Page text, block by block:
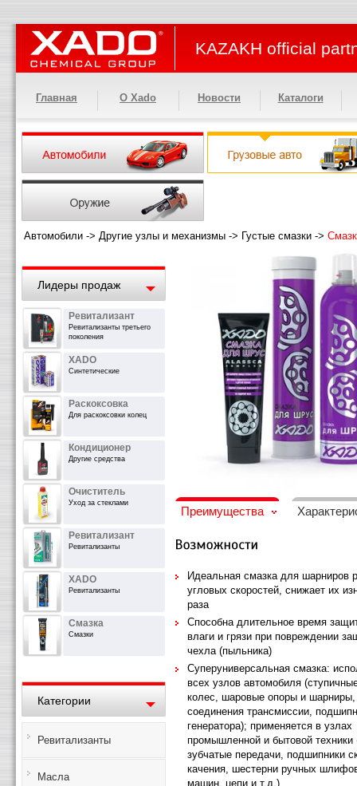
KAZAKH official
Главная О Xado Новости Каталоги
Автомобили -> Другие узлы и механизмы -> Густые смазки ->
Лидеры продаж
Ревитализант
Ревитализанты третьего
поколения
XADO
Синтетические
Раскоксовка
Для раскоксовки колец
Кондиционер
Другие средства
Очиститель
Уход за стеклами
Ревитализант
Ревитализанты
XADO
Ревитализанты
Смазка
Смазки
Категории
Ревитализанты
Масла
Преимущества
Идеальная смазка для шарниров
угловых скоростей, снижает их
раза
Способна длительное время
влаги и грязи при повреждении
чехла (пыльника)
Суперуниверсальная смазка:
всех узлов автомобиля
колес, шаровые опоры и шарниры,
соединения трансмиссии,
генератора); применяется в узлах
промышленной и бытовой техники
зубчатые передачи, подшипники
качения, шестерни ручных
машин, цепи и т.д.)